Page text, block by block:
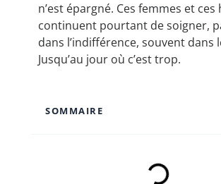
n’est épargné. Ces femmes et
continuent pourtant de soigner,
dans l’indifférence, souvent dans
Jusqu’au jour où c’est trop.
SOMMAIRE